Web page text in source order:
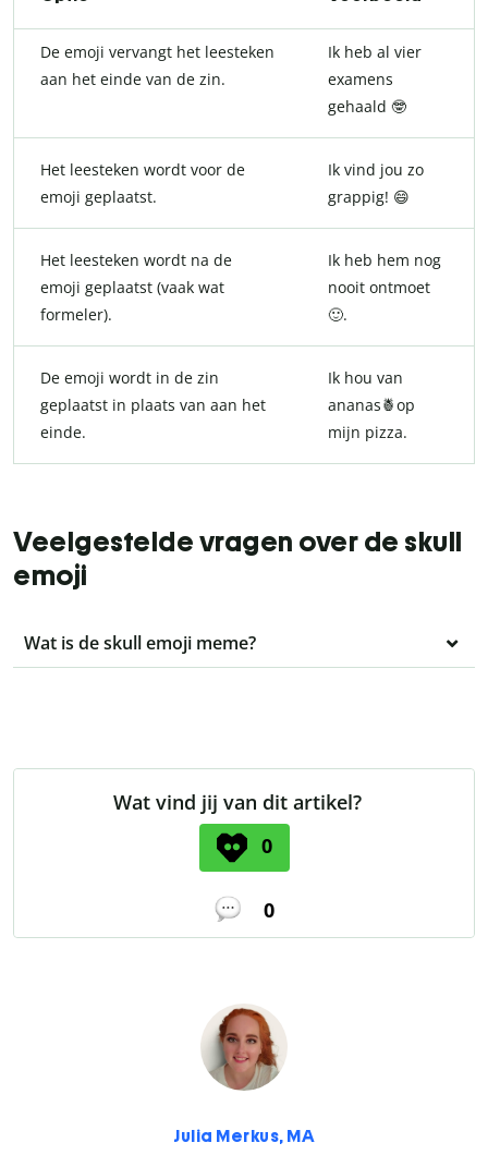
De emoji vervangt het leesteken
aan het einde van de zin.
Ik heb al vier
examens
gehaald 🤓
Het leesteken wordt voor de
emoji geplaatst.
Ik vind jou zo
grappig! 😄
Het leesteken wordt na de
emoji geplaatst (vaak wat
formeler).
Ik heb hem nog
nooit ontmoet
🙂.
De emoji wordt in de zin
geplaatst in plaats van aan het
einde.
Ik hou van
ananas🍍op
mijn pizza.
Veelgestelde vragen over de skull
emoji
Wat is de skull emoji meme?
Wat vind jij van dit artikel?
0
0
Julia Merkus, MA